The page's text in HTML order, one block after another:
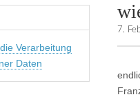
7.
Verarbeitung
Daten